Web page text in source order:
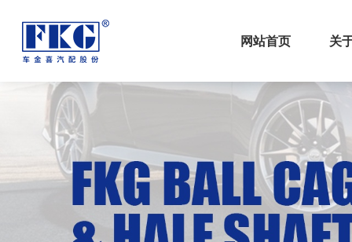
网站首页 关